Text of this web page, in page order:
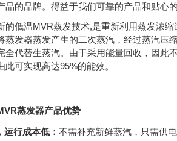
品的品牌。得益于我们可靠的产品和贴心
的低温MVR蒸发技术,是重新利用蒸发浓
蒸发器蒸发产生的二次蒸汽，经过蒸汽压
全代替生蒸汽。由于采用能量回收，因此
此可实现高达95%的能效。
蒸发器产品优势
运行成本低： 不需补充新鲜蒸汽，只需供